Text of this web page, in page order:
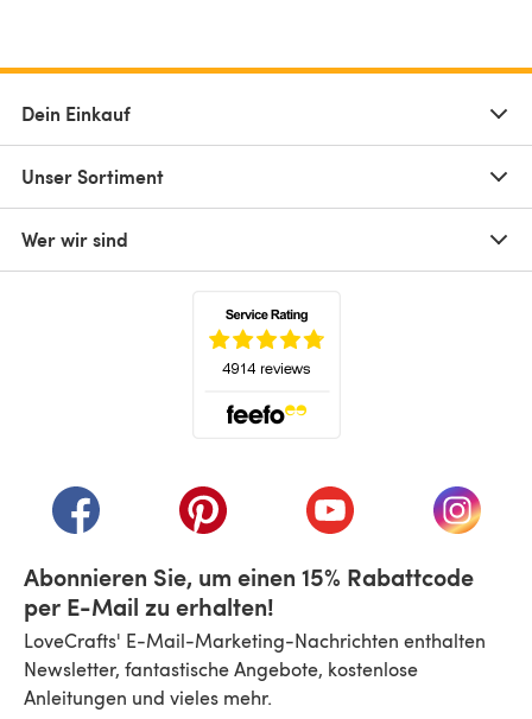
Dein Einkauf
Unser Sortiment
Wer wir sind
(öffnet sich in einem neuen Tab)
(öffnet sich in einem neuen Tab)
(öffnet sich in einem
(öffnet
Abonnieren Sie, um einen 15% Rabattcode
per E-Mail zu erhalten!
LoveCrafts' E-Mail-Marketing-Nachrichten enthalten
Newsletter, fantastische Angebote, kostenlose
Anleitungen und vieles mehr.